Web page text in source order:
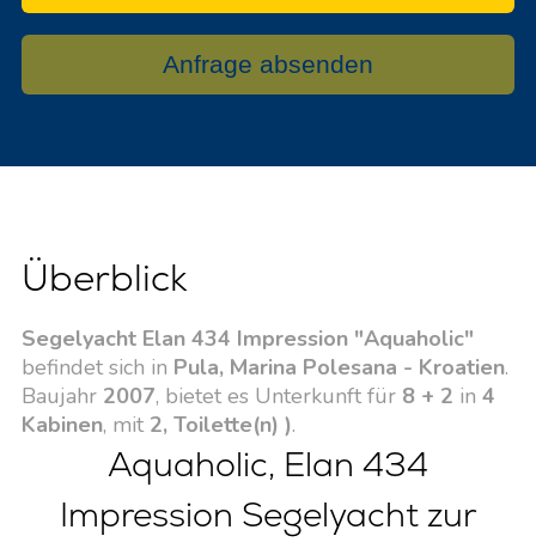
Anfrage absenden
Überblick
Segelyacht Elan 434 Impression "Aquaholic"
befindet sich in Pula, Marina Polesana - Kroatien.
Baujahr 2007, bietet es Unterkunft für 8 + 2 in 4
Kabinen, mit 2, Toilette(n) ).
Aquaholic, Elan 434
Impression Segelyacht zur